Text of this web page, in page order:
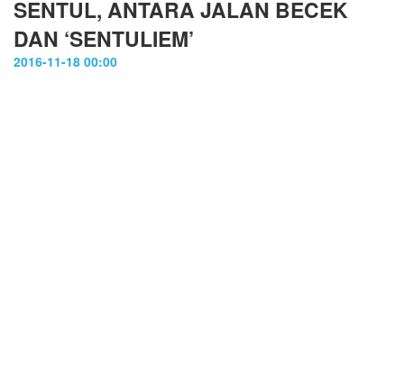
SENTUL, ANTARA JALAN BECEK
DAN ‘SENTULIEM’
2016-11-18 00:00